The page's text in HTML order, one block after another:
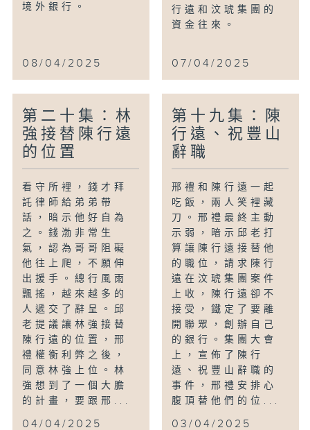
境外銀行。
08/04/2025
行遠和汶琥集團的
資金往來。
07/04/2025
第二十集：林
強接替陳行遠
的位置
看守所裡，錢才拜
託律師給弟弟帶
話，暗示他好自為
之。錢渤非常生
氣，認為哥哥阻礙
他往上爬，不願伸
出援手。總行風雨
飄搖，越來越多的
人遞交了辭呈。邱
老提議讓林強接替
陳行遠的位置，邢
禮權衡利弊之後，
同意林強上位。林
強想到了一個大膽
的計畫，要跟邢...
04/04/2025
第十九集：陳
行遠、祝豐山
辭職
邢禮和陳行遠一起
吃飯，兩人笑裡藏
刀。邢禮最終主動
示弱，暗示邱老打
算讓陳行遠接替他
的職位，請求陳行
遠在汶琥集團案件
上收，陳行遠卻不
接受，鐵定了要離
開聯眾，創辦自己
的銀行。集團大會
上，宣佈了陳行
遠、祝豐山辭職的
事件，邢禮安排心
腹頂替他們的位...
03/04/2025